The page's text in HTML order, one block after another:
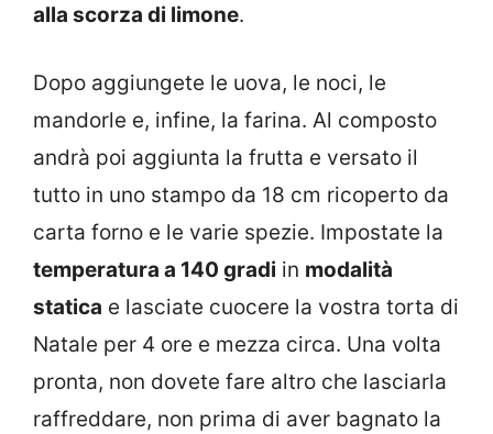
alla scorza di limone.
Dopo aggiungete le uova, le noci, le
mandorle e, infine, la farina. Al composto
andrà poi aggiunta la frutta e versato il
tutto in uno stampo da 18 cm ricoperto da
carta forno e le varie spezie. Impostate la
temperatura a 140 gradi in modalità
statica e lasciate cuocere la vostra torta di
Natale per 4 ore e mezza circa. Una volta
pronta, non dovete fare altro che lasciarla
raffreddare, non prima di aver bagnato la